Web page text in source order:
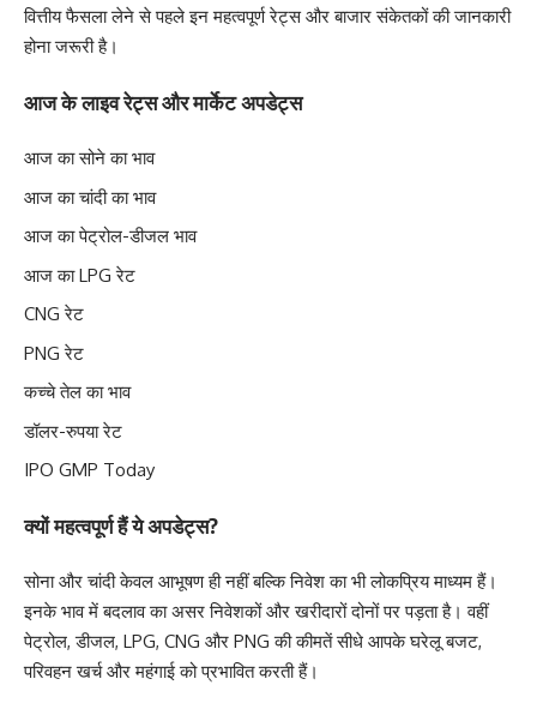
वित्तीय फैसला लेने से पहले इन महत्वपूर्ण रेट्स और बाजार संकेतकों की जानकारी
होना जरूरी है।
आज के लाइव रेट्स और मार्केट अपडेट्स
आज का सोने का भाव
आज का चांदी का भाव
आज का पेट्रोल-डीजल भाव
आज का LPG रेट
CNG रेट
PNG रेट
कच्चे तेल का भाव
डॉलर-रुपया रेट
IPO GMP Today
क्यों महत्वपूर्ण हैं ये अपडेट्स?
सोना और चांदी केवल आभूषण ही नहीं बल्कि निवेश का भी लोकप्रिय माध्यम हैं।
इनके भाव में बदलाव का असर निवेशकों और खरीदारों दोनों पर पड़ता है। वहीं
पेट्रोल, डीजल, LPG, CNG और PNG की कीमतें सीधे आपके घरेलू बजट,
परिवहन खर्च और महंगाई को प्रभावित करती हैं।